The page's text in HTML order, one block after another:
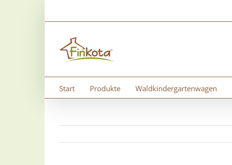
Start Produkte Waldkindergartenwagen